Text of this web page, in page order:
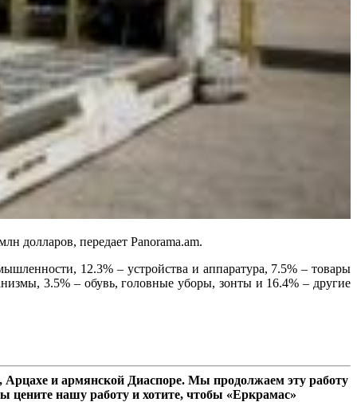
долларов, передает Panorama.am.
12.3% – устройства и аппаратура, 7.5% – товары
3.5% – обувь, головные уборы, зонты и 16.4% – другие
и армянской Диаспоре. Мы продолжаем эту работу
цените нашу работу и хотите, чтобы «Еркрамас»